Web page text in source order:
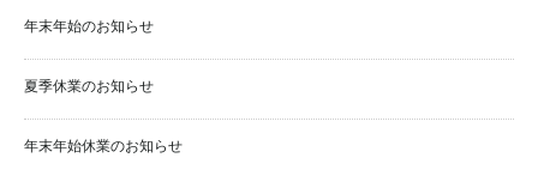
年末年始のお知らせ
夏季休業のお知らせ
年末年始休業のお知らせ